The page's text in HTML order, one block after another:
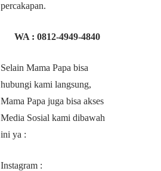
percakapan.
WA : 0812-4949-4840
Selain Mama Papa bisa
hubungi kami langsung,
Mama Papa juga bisa akses
Media Sosial kami dibawah
ini ya :
Instagram :